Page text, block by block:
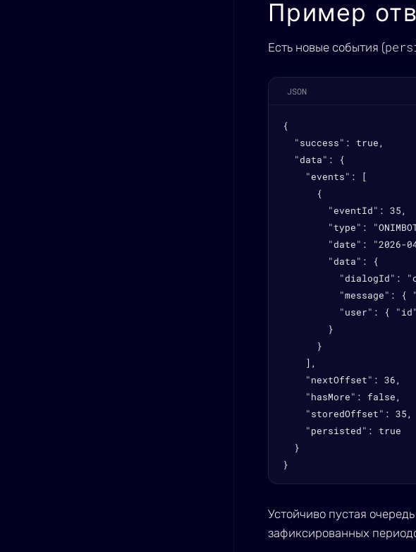
Пример
Есть новые события (
JSON
{
  "success": true,
  "data": {
    "events": [
      {
        "eventId": 35,
"type":
"date": "2026-
        "data": {
"dialogId":
"message": {
"user": {
        }
      }
    ],
    "nextOffset": 36,
    "hasMore": false,
    "storedOffset": 35,
    "persisted": true
  }
}
Устойчиво пустая
зафиксированных